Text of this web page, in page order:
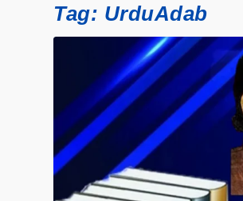
Tag: UrduAdab